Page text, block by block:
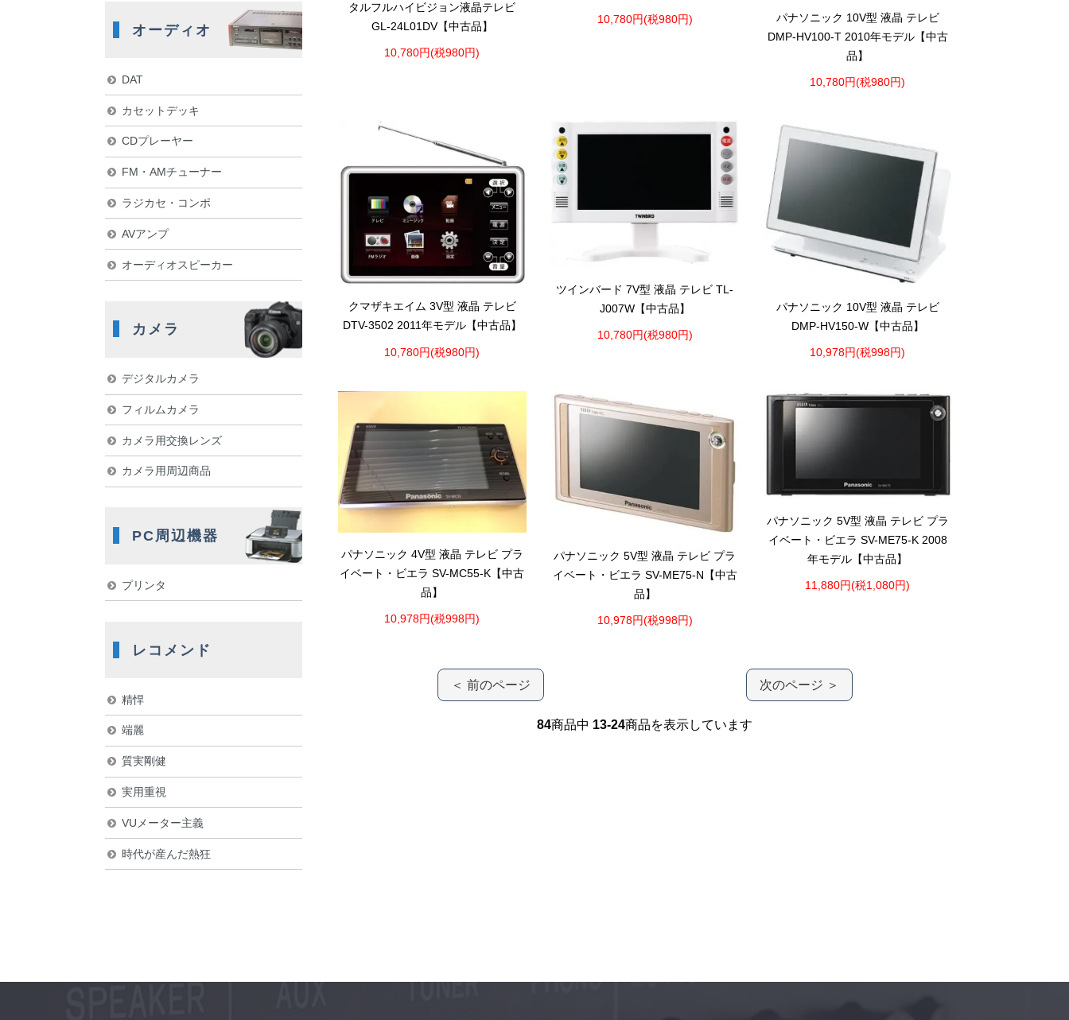
タルフルハイビジョン液晶テレビ
GL-24L01DV【中古品】
10,780円(税980円)
10,780円(税980円)
パナソニック 10V型 液晶 テレビ
DMP-HV100-T 2010年モデル【中古
品】
10,780円(税980円)
クマザキエイム 3V型 液晶 テレビ
DTV-3502 2011年モデル【中古品】
10,780円(税980円)
ツインバード 7V型 液晶 テレビ TL-
J007W【中古品】
10,780円(税980円)
パナソニック 10V型 液晶 テレビ
DMP-HV150-W【中古品】
10,978円(税998円)
パナソニック 4V型 液晶 テレビ プラ
イベート・ビエラ SV-MC55-K【中古
品】
10,978円(税998円)
パナソニック 5V型 液晶 テレビ プラ
イベート・ビエラ SV-ME75-N【中古
品】
10,978円(税998円)
パナソニック 5V型 液晶 テレビ プラ
イベート・ビエラ SV-ME75-K 2008
年モデル【中古品】
11,880円(税1,080円)
＜ 前のページ 次のページ ＞
84商品中 13-24商品を表示しています
オーディオ
DAT
カセットデッキ
CDプレーヤー
FM・AMチューナー
ラジカセ・コンポ
AVアンプ
オーディオスピーカー
カメラ
デジタルカメラ
フィルムカメラ
カメラ用交換レンズ
カメラ用周辺商品
PC周辺機器
プリンタ
レコメンド
精悍
端麗
質実剛健
実用重視
VUメーター主義
時代が産んだ熱狂